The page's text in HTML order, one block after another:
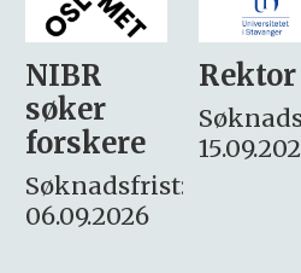
Rektor
Søknadsfrist:
15.09.2026
innen